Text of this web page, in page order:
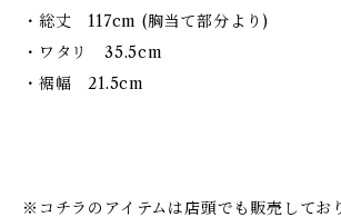
・総丈 117cm (胸当て部分より)
・ワタリ 35.5cm
・裾幅 21.5cm
※コチラのアイテムは店頭でも販売してお